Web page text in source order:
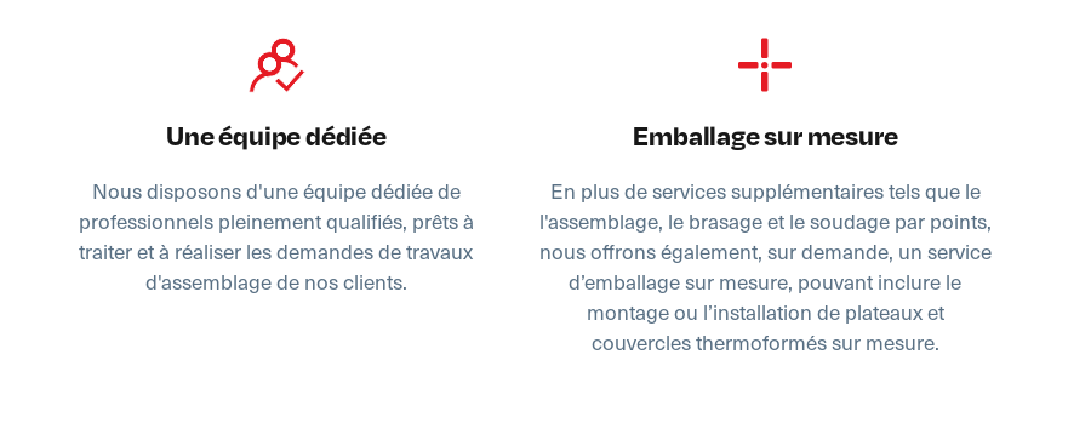
Une équipe dédiée
Nous disposons d'une équipe dédiée de
professionnels pleinement qualifiés, prêts à
traiter et à réaliser les demandes de travaux
d'assemblage de nos clients.
Emballage sur mesure
En plus de services supplémentaires tels que le
l'assemblage, le brasage et le soudage par points,
nous offrons également, sur demande, un service
d’emballage sur mesure, pouvant inclure le
montage ou l’installation de plateaux et
couvercles thermoformés sur mesure.